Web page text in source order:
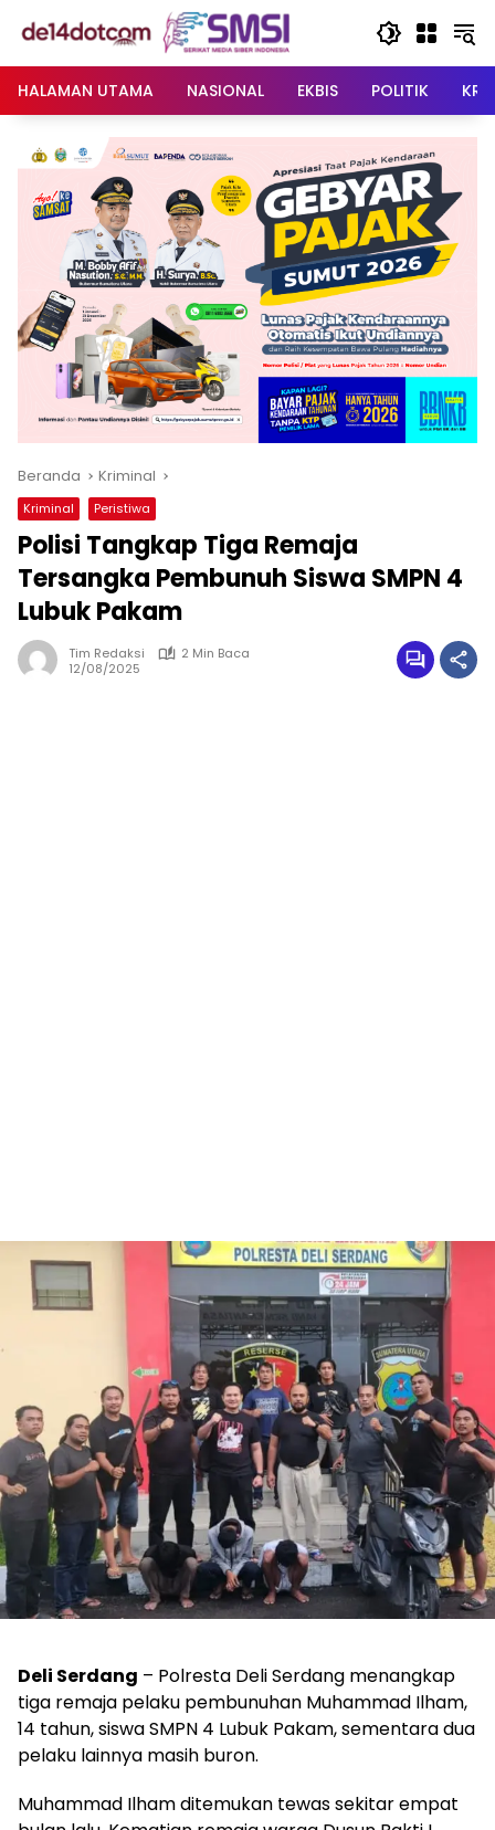
HALAMAN UTAMA
NASIONAL EKBIS POLITIK
Beranda Kriminal
Kriminal Peristiwa
Polisi Tangkap Tiga Remaja
Tersangka Pembunuh Siswa SMPN 4
Lubuk Pakam
Tim Redaksi
2 Min Baca
12/08/2025
Deli Serdang – Polresta Deli Serdang menangkap
tiga remaja pelaku pembunuhan Muhammad Ilham,
14 tahun, siswa SMPN 4 Lubuk Pakam, sementara dua
pelaku lainnya masih buron.
Muhammad Ilham ditemukan tewas sekitar empat